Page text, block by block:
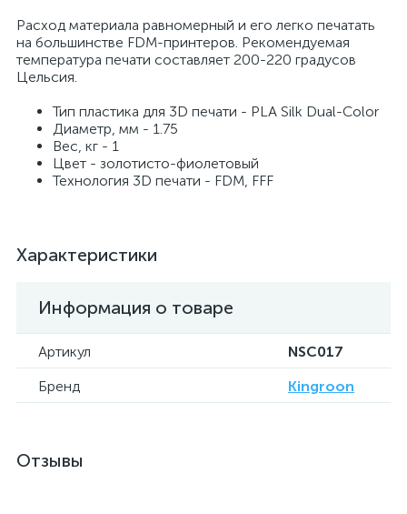
Расход материала равномерный и его легко печатать
на большинстве FDM-принтеров. Рекомендуемая
температура печати составляет 200-220 градусов
Цельсия.
Тип пластика для 3D печати - PLA Silk Dual-Color
Диаметр, мм - 1.75
Вес, кг - 1
Цвет - золотисто-фиолетовый
Технология 3D печати - FDM, FFF
Характеристики
Информация о товаре
Артикул
NSC017
Бренд
Kingroon
Отзывы